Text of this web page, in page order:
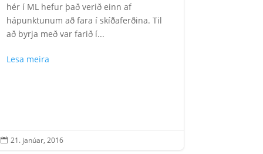
hér í ML hefur það verið einn af
hápunktunum að fara í skíðaferðina. Til
að byrja með var farið í...
Lesa meira
 21. janúar, 2016